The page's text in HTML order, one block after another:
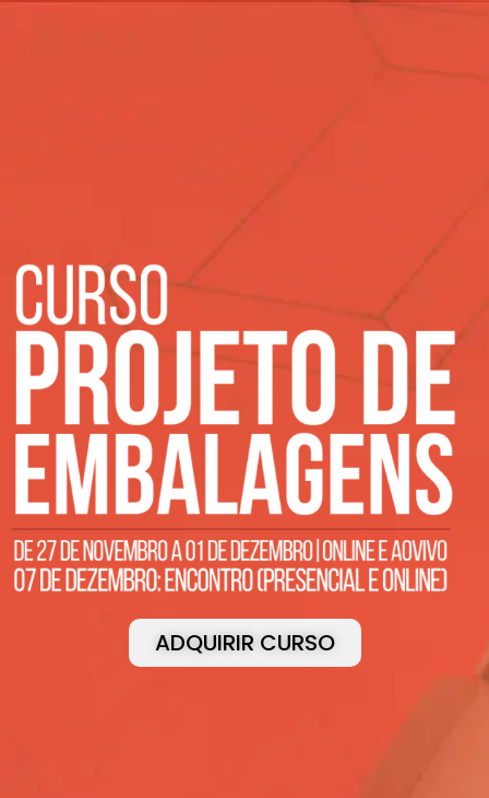
ADQUIRIR CURSO